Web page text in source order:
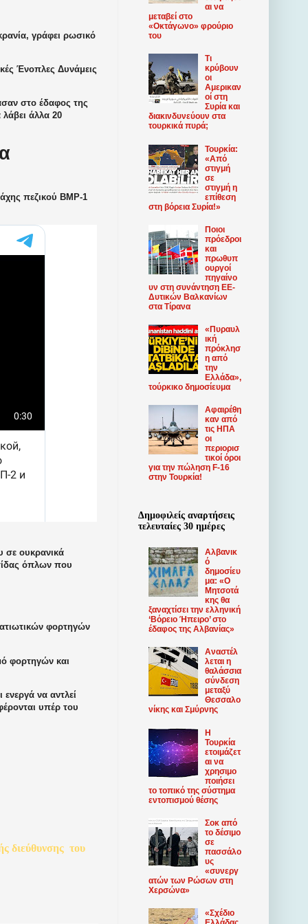
γράφει ρωσικό
Ένοπλες Δυνάμεις
στο έδαφος της
άλλα 20
πεζικού BMP-1
σε ουκρανικά
όπλων που
φορτηγών
φορτηγών και
να αντλεί
υπέρ του
διεύθυνσης του
αι να
μεταβεί στο
«Οκτάγωνο» φρούριο
του
Τι
κρύβουν
οι
Αμερικαν
οί στη
Συρία και
διακινδυνεύουν στα
τουρκικά πυρά;
Τουρκία:
«Από
στιγμή
σε
στιγμή η
επίθεση
στη βόρεια Συρία!»
Ποιοι
πρόεδροι
και
πρωθυπ
ουργοί
πηγαίνο
υν στη συνάντηση ΕΕ-
Δυτικών Βαλκανίων
στα Τίρανα
«Πυραυλ
ική
πρόκλησ
η από
την
Ελλάδα»,
τούρκικο δημοσίευμα
Αφαιρέθη
καν από
τις ΗΠΑ
οι
περιορισ
τικοί όροι
για την πώληση F-16
στην Τουρκία!
Δημοφιλείς αναρτήσεις
τελευταίες 30 ημέρες
Αλβανικ
ό
δημοσίευ
μα: «Ο
Μητσοτά
κης θα
ξαναχτίσει την ελληνική
‘Βόρειο Ήπειρο’ στο
έδαφος της Αλβανίας»
Αναστέλ
λεται η
θαλάσσια
σύνδεση
μεταξύ
Θεσσαλο
νίκης και Σμύρνης
Η
Τουρκία
ετοιμάζετ
αι να
χρησιμο
ποιήσει
το τοπικό της σύστημα
εντοπισμού θέσης
Σοκ από
το δέσιμο
σε
πασσάλο
υς
«συνεργ
ατών των Ρώσων στη
Χερσώνα»
«Σχέδιο